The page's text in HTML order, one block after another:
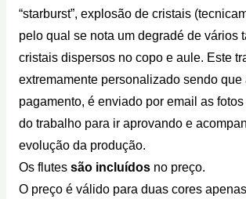
“starburst”, explosão de cristais
pelo qual se nota um degradé de vários
cristais dispersos no copo e aule. Este
extremamente personalizado sendo que
pagamento, é enviado por email as
do trabalho para ir aprovando e
evolução da produção.
Os flutes são incluídosno preço.
O preço é válido para duas cores